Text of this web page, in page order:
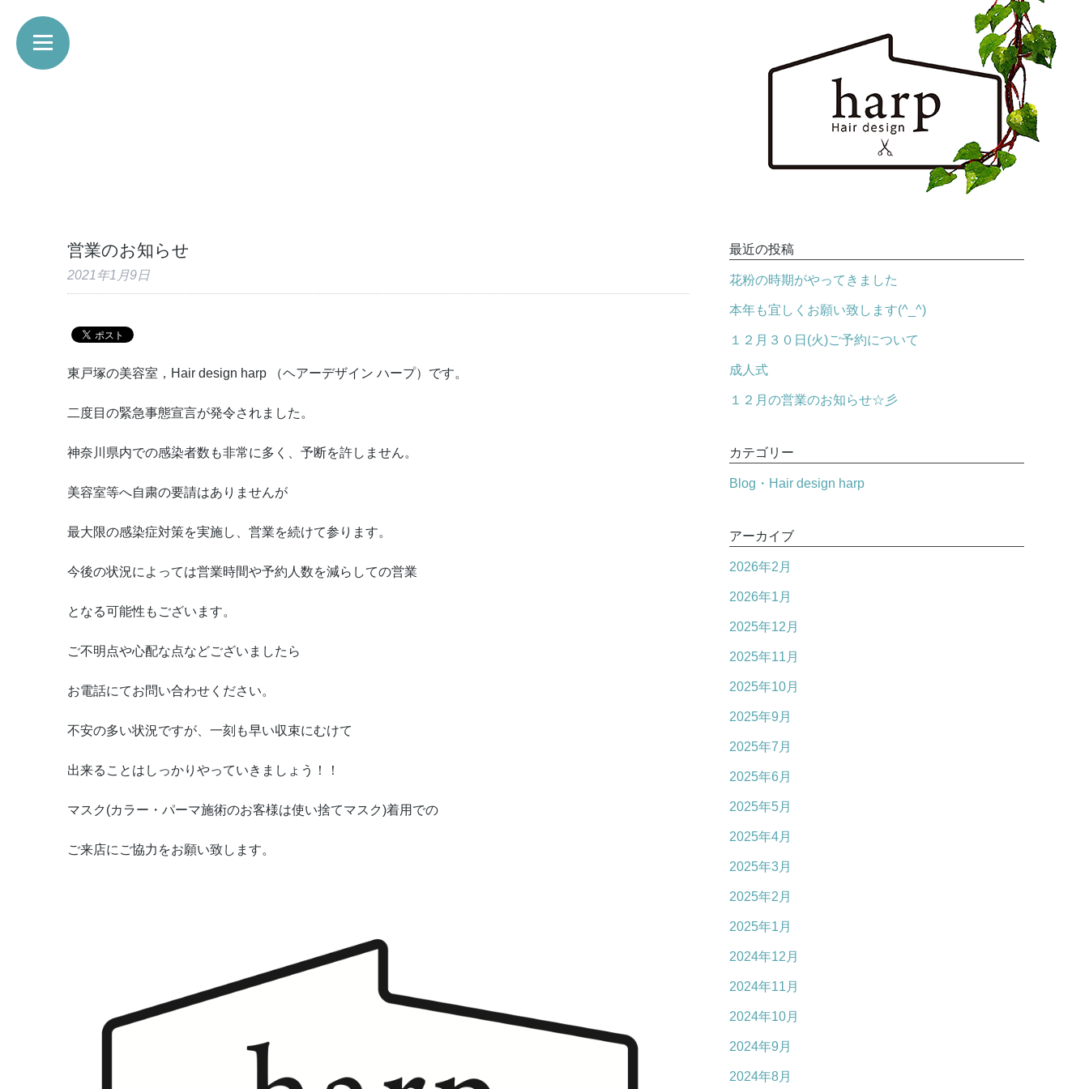
営業のお知らせ
2021年1月9日
東戸塚の美容室，Hair design harp （ヘアーデザイン ハープ）です。
二度目の緊急事態宣言が発令されました。
神奈川県内での感染者数も非常に多く、予断を許しません。
美容室等へ自粛の要請はありませんが
最大限の感染症対策を実施し、営業を続けて参ります。
今後の状況によっては営業時間や予約人数を減らしての営業
となる可能性もございます。
ご不明点や心配な点などございましたら
お電話にてお問い合わせください。
不安の多い状況ですが、一刻も早い収束にむけて
出来ることはしっかりやっていきましょう！！
マスク(カラー・パーマ施術のお客様は使い捨てマスク)着用での
ご来店にご協力をお願い致します。
最近の投稿
花粉の時期がやってきました
本年も宜しくお願い致します(^_^)
１２月３０日(火)ご予約について
成人式
１２月の営業のお知らせ☆彡
カテゴリー
Blog・Hair design harp
アーカイブ
2026年2月
2026年1月
2025年12月
2025年11月
2025年10月
2025年9月
2025年7月
2025年6月
2025年5月
2025年4月
2025年3月
2025年2月
2025年1月
2024年12月
2024年11月
2024年10月
2024年9月
2024年8月